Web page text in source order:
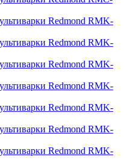
Redmond RMK-
Redmond RMK-
Redmond RMK-
Redmond RMK-
Redmond RMK-
Redmond RMK-
Redmond RMK-